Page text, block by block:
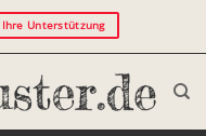
Unterstützung